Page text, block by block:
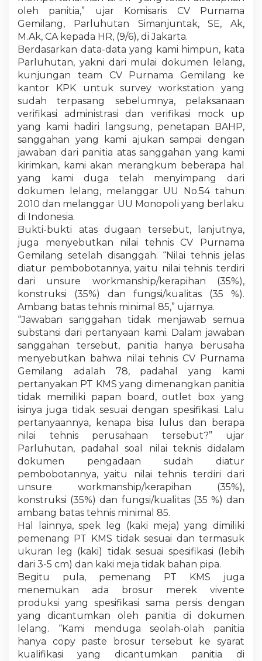
oleh panitia,” ujar Komisaris CV Purnama
Gemilang, Parluhutan Simanjuntak, SE, Ak,
M.Ak, CA kepada HR, (9/6), di Jakarta.
Berdasarkan data-data yang kami himpun, kata
Parluhutan, yakni dari mulai dokumen lelang,
kunjungan team CV Purnama Gemilang ke
kantor KPK untuk survey workstation yang
sudah terpasang sebelumnya, pelaksanaan
verifikasi administrasi dan verifikasi mock up
yang kami hadiri langsung, penetapan BAHP,
sanggahan yang kami ajukan sampai dengan
jawaban dari panitia atas sanggahan yang kami
kirimkan, kami akan merangkum beberapa hal
yang kami duga telah menyimpang dari
dokumen lelang, melanggar UU No.54 tahun
2010 dan melanggar UU Monopoli yang berlaku
di Indonesia.
Bukti-bukti atas dugaan tersebut, lanjutnya,
juga menyebutkan nilai tehnis CV Purnama
Gemilang setelah disanggah. “Nilai tehnis jelas
diatur pembobotannya, yaitu nilai tehnis terdiri
dari unsure workmanship/kerapihan (35%),
konstruksi (35%) dan fungsi/kualitas (35 %).
Ambang batas tehnis minimal 85,” ujarnya.
“Jawaban sanggahan tidak menjawab semua
substansi dari pertanyaan kami. Dalam jawaban
sanggahan tersebut, panitia hanya berusaha
menyebutkan bahwa nilai tehnis CV Purnama
Gemilang adalah 78, padahal yang kami
pertanyakan PT KMS yang dimenangkan panitia
tidak memiliki papan board, outlet box yang
isinya juga tidak sesuai dengan spesifikasi. Lalu
pertanyaannya, kenapa bisa lulus dan berapa
nilai tehnis perusahaan tersebut?” ujar
Parluhutan, padahal soal nilai teknis didalam
dokumen pengadaan sudah diatur
pembobotannya, yaitu nilai tehnis terdiri dari
unsure workmanship/kerapihan (35%),
konstruksi (35%) dan fungsi/kualitas (35 %) dan
ambang batas tehnis minimal 85.
Hal lainnya, spek leg (kaki meja) yang dimiliki
pemenang PT KMS tidak sesuai dan termasuk
ukuran leg (kaki) tidak sesuai spesifikasi (lebih
dari 3-5 cm) dan kaki meja tidak bahan pipa.
Begitu pula, pemenang PT KMS juga
menemukan ada brosur merek vivente
produksi yang spesifikasi sama persis dengan
yang dicantumkan oleh panitia di dokumen
lelang. “Kami menduga seolah-olah panitia
hanya copy paste brosur tersebut ke syarat
kualifikasi yang dicantumkan panitia di